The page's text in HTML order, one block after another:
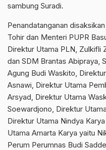
sambung Suradi.
Penandatanganan
Tohir dan Menteri PUPR
Direktur Utama PLN, Zulkifli
dan SDM Brantas Abipraya,
Agung Budi Waskito,
Asnawi, Direktur Utama
Arsyad, Direktur Utama
Soewardjono, Direktur
Direktur Utama Nindya
Utama Amarta Karya yaitu
Perum Perumnas Budi